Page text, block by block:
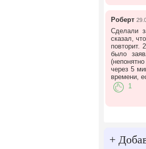
Роберт
Сделали
сказал,
повторит.
было
через 5
времени,
1
+